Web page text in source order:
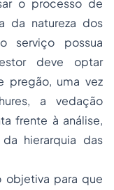
o processo de
da natureza dos
serviço possua
deve optar
pregão, uma vez
a vedação
frente à análise,
hierarquia das
objetiva para que